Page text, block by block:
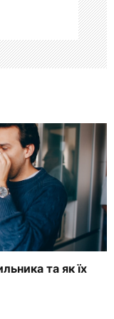
та як їх